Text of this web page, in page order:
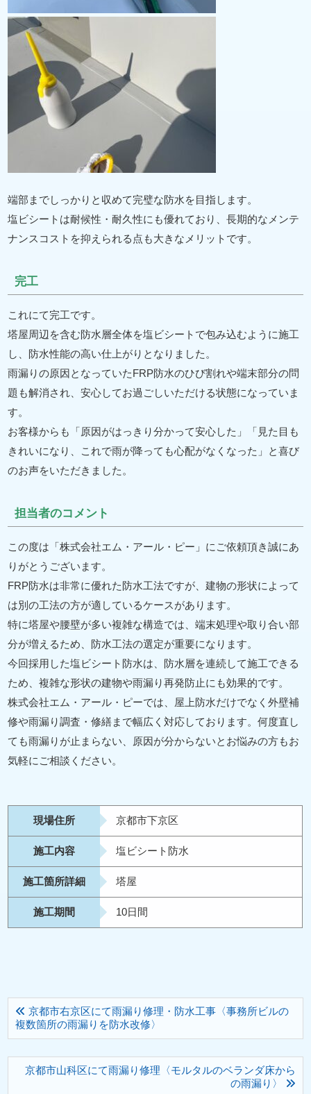
端部までしっかりと収めて完璧な防水を目指します。
塩ビシートは耐候性・耐久性にも優れており、長期的なメンテ
ナンスコストを抑えられる点も大きなメリットです。
完工
これにて完工です。
塔屋周辺を含む防水層全体を塩ビシートで包み込むように施工
し、防水性能の高い仕上がりとなりました。
雨漏りの原因となっていたFRP防水のひび割れや端末部分の問
題も解消され、安心してお過ごしいただける状態になっていま
す。
お客様からも「原因がはっきり分かって安心した」「見た目も
きれいになり、これで雨が降っても心配がなくなった」と喜び
のお声をいただきました。
担当者のコメント
この度は「株式会社エム・アール・ピー」にご依頼頂き誠にあ
りがとうございます。
FRP防水は非常に優れた防水工法ですが、建物の形状によって
は別の工法の方が適しているケースがあります。
特に塔屋や腰壁が多い複雑な構造では、端末処理や取り合い部
分が増えるため、防水工法の選定が重要になります。
今回採用した塩ビシート防水は、防水層を連続して施工できる
ため、複雑な形状の建物や雨漏り再発防止にも効果的です。
株式会社エム・アール・ピーでは、屋上防水だけでなく外壁補
修や雨漏り調査・修繕まで幅広く対応しております。何度直し
ても雨漏りが止まらない、原因が分からないとお悩みの方もお
気軽にご相談ください。
現場住所 京都市下京区
施工内容 塩ビシート防水
施工箇所詳細 塔屋
施工期間 10日間
京都市右京区にて雨漏り修理・防水工事〈事務所ビルの
複数箇所の雨漏りを防水改修〉
京都市山科区にて雨漏り修理〈モルタルのベランダ床から
の雨漏り〉